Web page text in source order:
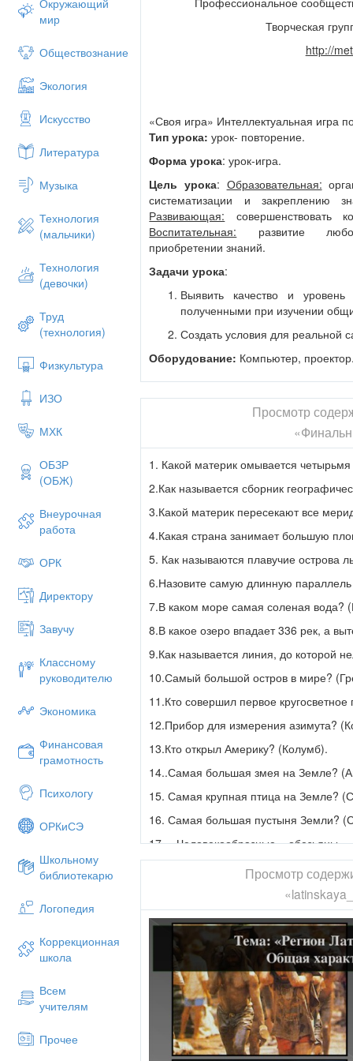
Окружающий
мир
Обществознание
Экология
Искусство
Литература
Музыка
Технология
(мальчики)
Технология
(девочки)
Труд
(технология)
Физкультура
ИЗО
МХК
ОБЗР
(ОБЖ)
Внеурочная
работа
ОРК
Директору
Завучу
Классному
руководителю
Экономика
Финансовая
грамотность
Психологу
ОРКиСЭ
Школьному
библиотекарю
Логопедия
Коррекционная
школа
Всем
учителям
Прочее
«Своя игра» способствует развитию
научных и практических знаний,
Презентация в составе игры
интерес учащихся, дает углубление
курса, развитие познавательных
формируются знания, умения и навыки
интеллектуальный и
чтение дополнительной
повышение качества знаний по
повышение общего уровня
Творческая
http://
«Своя игра» Интеллектуальная игра
Тип урока:урок- повторение.
Форма урока: урок-игра.
Цель урока: Образовательная:
систематизации и закреплению
Развивающая: совершенствовать
Воспитательная: развитие
приобретении знаний.
Задачи урока:
Выявить качество и
полученными при изучении
Создать условия для реальной
Оборудование: Компьютер,
Ход урока
Игра составлена по подобию
Учащиеся делятся на 3-5 команд.
заработанные баллы. Для
Правила игры:
Играют 3-5 команды.
Вопросы даются по темам,
баллов.
Время на обдумывание вопроса
На игровом поле есть
отдать».
В «финал» выходят
баллов.
Отвечающая команда дает
количество баллов
неверный, то баллы
ответить, если был дан
Следующий вопрос определяет
На финал даются несколько
тему, которая им не
ставки (на лист бумаги), и
дается 1 минута. Через минуту
Выигрывает команда,
1.
положение
2. Рельеф
3. Внутренние
Просмотр
1. Какой материк омывается
2.Как называется сборник
3.Какой материк пересекают все
4.Какая страна занимает большую
5. Как называются плавучие острова
6.Назовите самую длинную
7.В каком море самая соленая вода?
8.В какое озеро впадает 336 рек, а
9.Как называется линия, до которой
10.Самый большой остров в мире?
11.Кто совершил первое
12.Прибор для измерения азимута?
13.Кто открыл Америку? (Колумб).
14..Самая большая змея на Земле?
15. Самая крупная птица на Земле?
16. Самая большая пустыня Земли?
17. Человекообразные
(Горилла)
18.Самый высокий водопад мира?
19.Самая многоводная река мира?
20.Сумчатый медведь ?(Коала)
21.Самое длинное озеро на Земле ?
22. Дерево - долгожитель саванн
23.Как называются горячие
24.Как называют участок в пустыне
25. Назовите точки на Земле, для
Просмотр